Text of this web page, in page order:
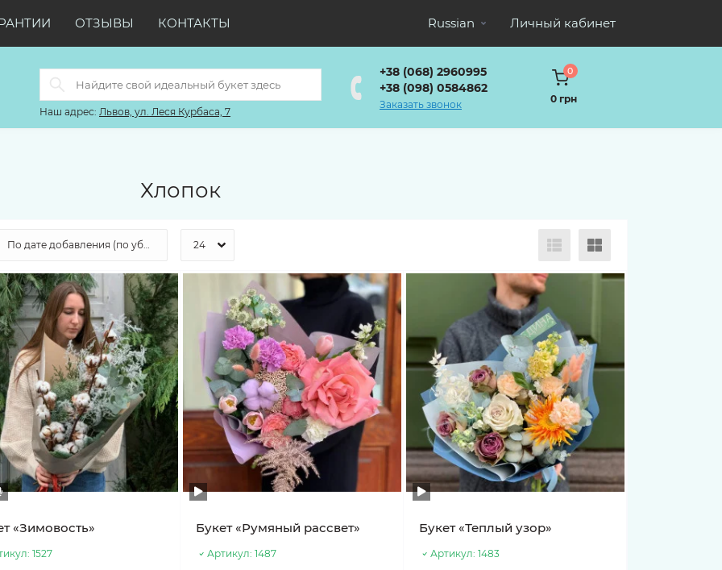
ОТЗЫВЫ КОНТАКТЫ Russian Личный кабинет
Наш адрес: Львов, ул. Леся Курбаса, 7
+38 (068) 2960995
+38 (098) 0584862
Заказать звонок
0
0 грн
Хлопок
«Зимовость»
1527
Букет «Румяный рассвет»
Артикул: 1487
Букет «Теплый узор»
Артикул: 1483